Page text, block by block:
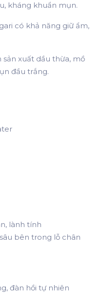
kháng khuẩn mụn.
có khả năng giữ ẩm,
sản xuất dầu thừa, mồ
đầu trắng.
lành tính
bên trong lỗ chân
đàn hồi tự nhiên